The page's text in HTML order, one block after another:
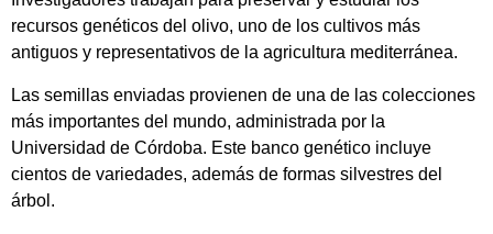
recursos genéticos del olivo, uno de los cultivos más
antiguos y representativos de la agricultura mediterránea.
Las semillas enviadas provienen de una de las colecciones
más importantes del mundo, administrada por la
Universidad de Córdoba. Este banco genético incluye
cientos de variedades, además de formas silvestres del
árbol.